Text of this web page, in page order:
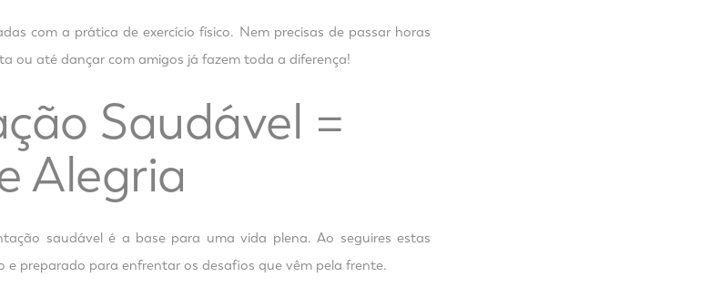
com a prática de exercício físico. Nem precisas de passar horas
ou até dançar com amigos já fazem toda a diferença!
Saudável =
Alegria
saudável é a base para uma vida plena. Ao seguires estas
e preparado para enfrentar os desafios que vêm pela frente.